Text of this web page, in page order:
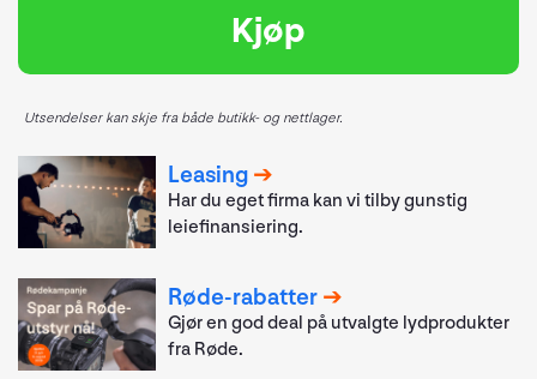
Kjøp
Utsendelser kan skje fra både butikk- og nettlager.
Leasing
Har du eget firma kan vi tilby gunstig
leiefinansiering.
Røde-rabatter
Gjør en god deal på utvalgte lydprodukter
fra Røde.